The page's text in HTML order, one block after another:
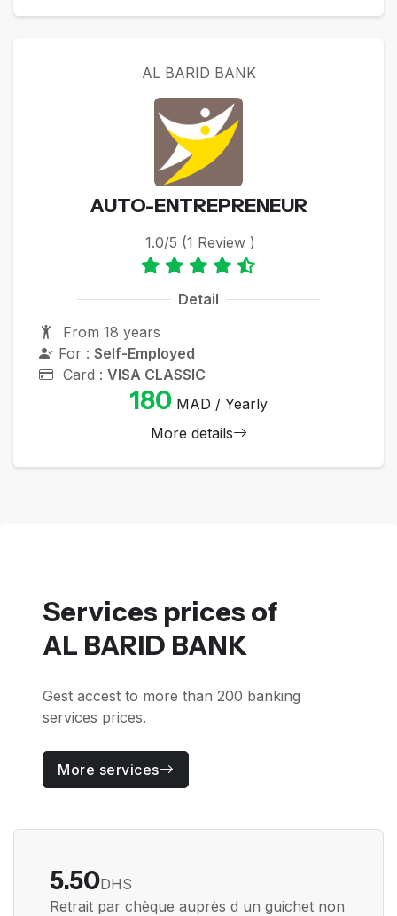
AL BARID BANK
AUTO-ENTREPRENEUR
1.0/5 (1 Review )
Detail
From 18 years
For : Self-Employed
Card : VISA CLASSIC
180 MAD / Yearly
More details
Services prices of
AL BARID BANK
Gest accest to more than 200 banking
services prices.
More services
5.50DHS
Retrait par chèque auprès d un guichet non